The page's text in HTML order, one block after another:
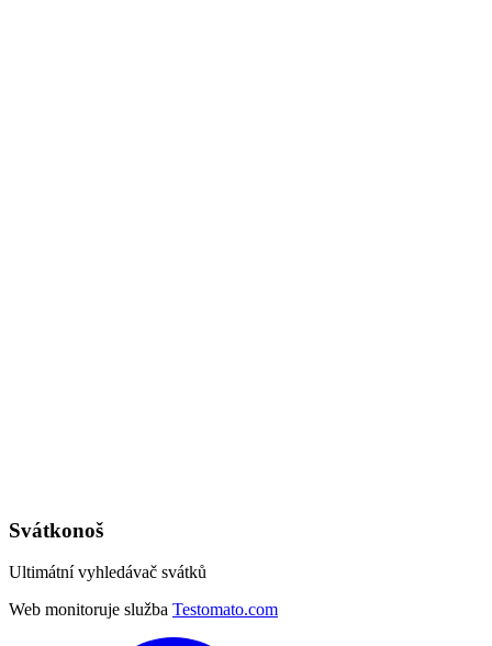
Svátkonoš
Ultimátní vyhledávač svátků
Web monitoruje služba Testomato.com